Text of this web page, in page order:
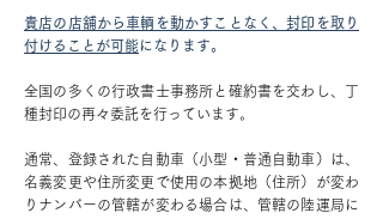
貴店の店舗から車輌を動かすことなく、封印を取り
付けることが可能になります。
全国の多くの行政書士事務所と確約書を交わし、丁
種封印の再々委託を行っています。
通常、登録された自動車（小型・普通自動車）は、
名義変更や住所変更で使用の本拠地（住所）が変わ
りナンバーの管轄が変わる場合は、管轄の陸運局に